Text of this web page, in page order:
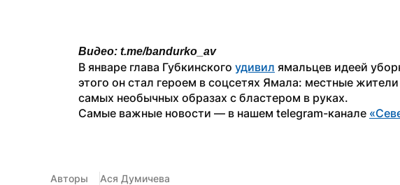
Видео: t.me/bandurko_av
В январе глава Губкинского удивил ямальцев идеей
этого он стал героем в соцсетях Ямала: местные
самых необычных образах с бластером в руках.
Самые важные новости — в нашем telegram-канале
Авторы Ася Думичева